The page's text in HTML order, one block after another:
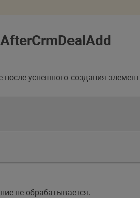
успешного создания
не обрабатывается.